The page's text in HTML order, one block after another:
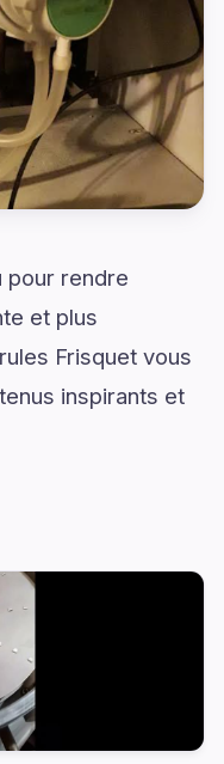
pour rendre
et plus
Frisquet vous
inspirants et